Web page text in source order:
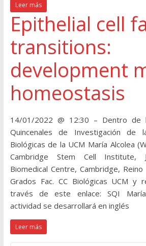
Leer más
Epithelial cell
transitions:
development
homeostasis
14/01/2022 @ 12:30 – Dentro de
Quincenales de Investigación de
Biológicas de la UCM María Alcolea
Cambridge Stem Cell Institute,
Biomedical Centre, Cambridge,
Grados Fac. CC Biológicas UCM y
través de este enlace: SQI
actividad se desarrollará en inglés
Leer más